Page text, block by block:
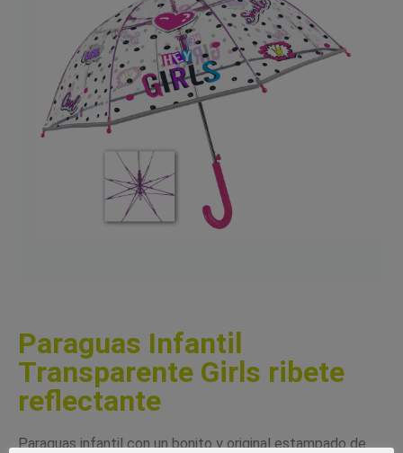
Paraguas Infantil
Transparente Girls ribete
reflectante
Paraguas infantil con un bonito y original estampado de